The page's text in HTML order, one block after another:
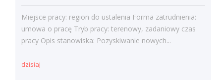
Miejsce pracy: region do ustalenia Forma zatrudnienia:
umowa o pracę Tryb pracy: terenowy, zadaniowy czas
pracy Opis stanowiska: Pozyskiwanie nowych...
dzisiaj